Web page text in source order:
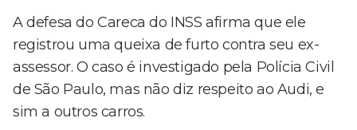
A defesa do Careca do INSS afirma que ele
registrou uma queixa de furto contra seu ex-
assessor. O caso é investigado pela Polícia Civil
de São Paulo, mas não diz respeito ao Audi, e
sim a outros carros.